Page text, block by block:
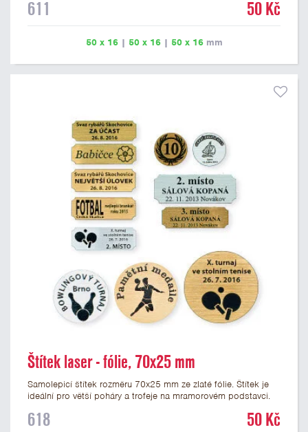
nebo text. U textu doporučujeme maximálně 3 řádky, aby byla
možné přiložit v prvním kroku objednávky.
611 50 Kč
50 x 16| 50 x 16| 50 x 16mm
Štítek laser - fólie, 70x25 mm
Samolepicí štítek rozměru 70x25 mm ze zlaté fólie. Štítek je
ideální pro větší poháry a trofeje na mramorovém podstavci.
textu doporučujeme maximálně 3 řádky, aby byla zachována
618 50 Kč